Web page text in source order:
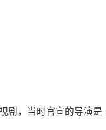
剧，当时官宣的导演是